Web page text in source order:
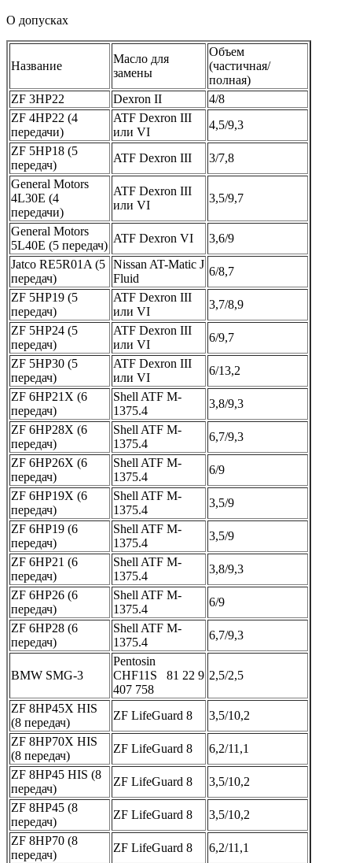
О допусках
Название
Масло для
замены
Объем
(частичная/
полная)
ZF 3HP22
Dexron II
4/8
ZF 4HP22 (4
передачи)
ATF Dexron III
или VI
4,5/9,3
ZF 5HP18 (5
передач)
ATF Dexron III
3/7,8
General Motors
4L30E (4
передачи)
ATF Dexron III
или VI
3,5/9,7
General Motors
5L40E (5 передач)
ATF Dexron VI
3,6/9
Jatco RE5R01A (5
передач)
Nissan AT-Matic J
Fluid
6/8,7
ZF 5HP19 (5
передач)
ATF Dexron III
или VI
3,7/8,9
ZF 5HP24 (5
передач)
ATF Dexron III
или VI
6/9,7
ZF 5HP30 (5
передач)
ATF Dexron III
или VI
6/13,2
ZF 6HP21X (6
передач)
Shell ATF M-
1375.4
3,8/9,3
ZF 6HP28X (6
передач)
Shell ATF M-
1375.4
6,7/9,3
ZF 6HP26X (6
передач)
Shell ATF M-
1375.4
6/9
ZF 6HP19X (6
передач)
Shell ATF M-
1375.4
3,5/9
ZF 6HP19 (6
передач)
Shell ATF M-
1375.4
3,5/9
ZF 6HP21 (6
передач)
Shell ATF M-
1375.4
3,8/9,3
ZF 6HP26 (6
передач)
Shell ATF M-
1375.4
6/9
ZF 6HP28 (6
передач)
Shell ATF M-
1375.4
6,7/9,3
BMW SMG-3
Pentosin
CHF11S 81 22 9
407 758
2,5/2,5
ZF 8HP45X HIS
(8 передач)
ZF LifeGuard 8
3,5/10,2
ZF 8HP70X HIS
(8 передач)
ZF LifeGuard 8
6,2/11,1
ZF 8HP45 HIS (8
передач)
ZF LifeGuard 8
3,5/10,2
ZF 8HP45 (8
передач)
ZF LifeGuard 8
3,5/10,2
ZF 8HP70 (8
передач)
ZF LifeGuard 8
6,2/11,1